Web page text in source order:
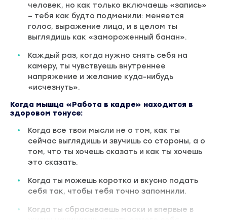
человек, но как только включаешь «запись»
– тебя как будто подменили: меняется
голос, выражение лица, и в целом ты
выглядишь как «замороженный банан».
Каждый раз, когда нужно снять себя на
камеру, ты чувствуешь внутреннее
напряжение и желание куда-нибудь
«исчезнуть».
Когда мышца «Работа в кадре» находится в
здоровом тонусе:
Когда все твои мысли не о том, как ты
сейчас выглядишь и звучишь со стороны, а о
том, что ты хочешь сказать и как ты хочешь
это сказать.
Когда ты можешь коротко и вкусно подать
себя так, чтобы тебя точно запомнили.
Когда ты сбрасываешь маски и впервые в